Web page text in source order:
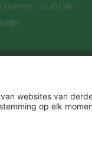
nummer 33202361